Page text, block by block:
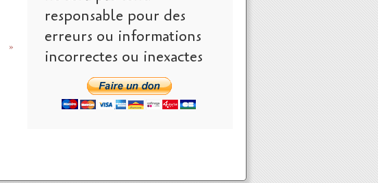
responsable pour des
erreurs ou informations
incorrectes ou inexactes